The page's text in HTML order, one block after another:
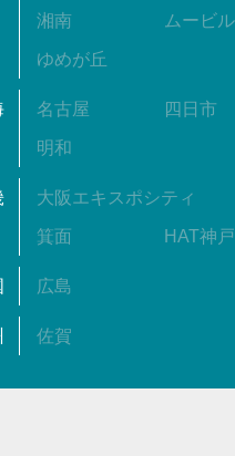
湘南 ムービル
ゆめが丘
名古屋 四日市
明和
大阪エキスポシティ
箕面 HAT神戸
広島
佐賀